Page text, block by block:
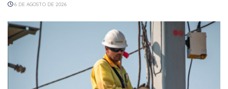
6 DE AGOSTO DE 2026